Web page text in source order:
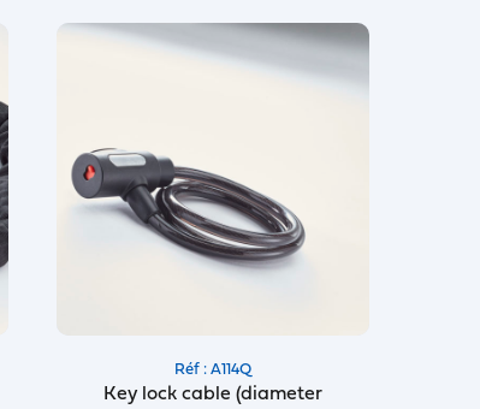
Réf : A114Q
Key lock cable (diameter